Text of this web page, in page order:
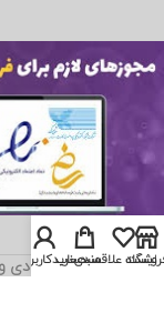
لیست علاقمندی
سبد خرید
حساب کاربری من